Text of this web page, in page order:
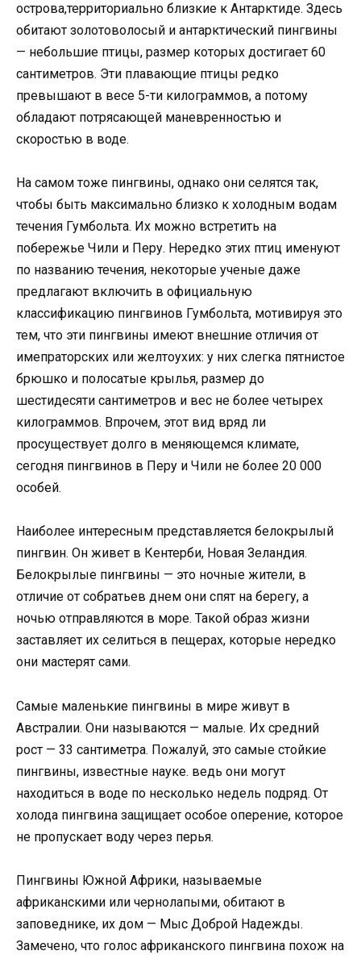
острова,территориально близкие к Антарктиде. Здесь
обитают золотоволосый и антарктический пингвины
— небольшие птицы, размер которых достигает 60
сантиметров. Эти плавающие птицы редко
превышают в весе 5-ти килограммов, а потому
обладают потрясающей маневренностью и
скоростью в воде.
На самом тоже пингвины, однако они селятся так,
чтобы быть максимально близко к холодным водам
течения Гумбольта. Их можно встретить на
побережье Чили и Перу. Нередко этих птиц именуют
по названию течения, некоторые ученые даже
предлагают включить в официальную
классификацию пингвинов Гумбольта, мотивируя это
тем, что эти пингвины имеют внешние отличия от
имепраторских или желтоухих: у них слегка пятнистое
брюшко и полосатые крылья, размер до
шестидесяти сантиметров и вес не более четырех
килограммов. Впрочем, этот вид вряд ли
просуществует долго в меняющемся климате,
сегодня пингвинов в Перу и Чили не более 20 000
особей.
Наиболее интересным представляется белокрылый
пингвин. Он живет в Кентерби, Новая Зеландия.
Белокрылые пингвины — это ночные жители, в
отличие от собратьев днем они спят на берегу, а
ночью отправляются в море. Такой образ жизни
заставляет их селиться в пещерах, которые нередко
они мастерят сами.
Самые маленькие пингвины в мире живут в
Австралии. Они называются — малые. Их средний
рост — 33 сантиметра. Пожалуй, это самые стойкие
пингвины, известные науке. ведь они могут
находиться в воде по несколько недель подряд. От
холода пингвина защищает особое оперение, которое
не пропускает воду через перья.
Пингвины Южной Африки, называемые
африканскими или чернолапыми, обитают в
заповеднике, их дом — Мыс Доброй Надежды.
Замечено, что голос африканского пингвина похож на